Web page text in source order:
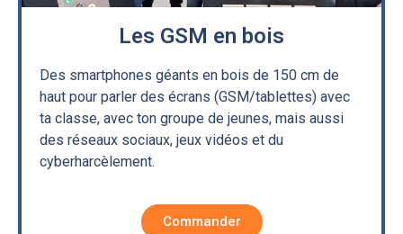
Les GSM en bois
Des smartphones géants en bois de 150 cm de
haut pour parler des écrans (GSM/tablettes) avec
ta classe, avec ton groupe de jeunes, mais aussi
des réseaux sociaux, jeux vidéos et du
cyberharcèlement.
Commander